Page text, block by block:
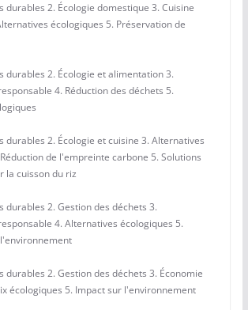
durables 2. Écologie domestique 3. Cuisine
écologiques 5. Préservation de
durables 2. Écologie et alimentation 3.
4. Réduction des déchets 5.
durables 2. Écologie et cuisine 3. Alternatives
de l'empreinte carbone 5. Solutions
la cuisson du riz
durables 2. Gestion des déchets 3.
4. Alternatives écologiques 5.
durables 2. Gestion des déchets 3. Économie
écologiques 5. Impact sur l'environnement